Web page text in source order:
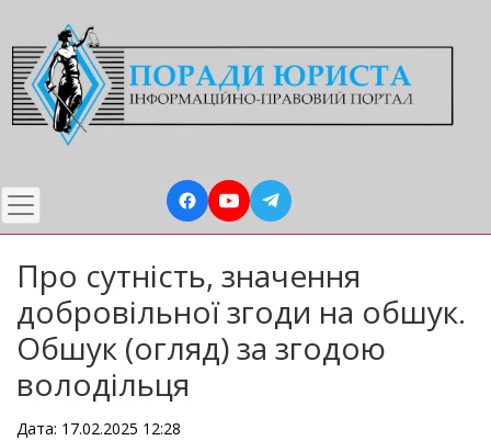
до
основного
вмісту
Про сутність, значення
добровільної згоди на обшук.
Обшук (огляд) за згодою
володільця
Дата: 17.02.2025 12:28